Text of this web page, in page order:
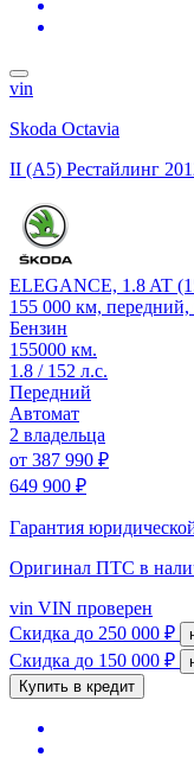
vin
Skoda Octavia
II (A5) Рестайлинг
ELEGANCE, 1.8 AT
155 000 км,
Бензин
155000 км.
1.8 / 152 л.с.
Передний
Автомат
2 владельца
от 387 990 ₽
649 900 ₽
Гарантия
Оригинал ПТС в
vin VIN проверен
Скидка до 250 000 ₽
Скидка до 150 000 ₽
Купить в кредит